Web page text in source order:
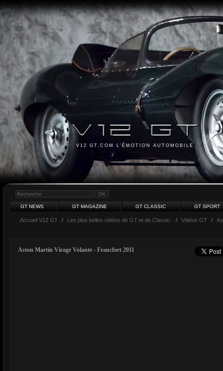
V12 GT.COM L'ÉMOTION AUTOMOBILE
GT NEWS GT MAGAZINE GT CLASSIC GT SPORT
Accueil V12 GT / Les plus belles vidéos de GT et de Classic. / Vidéos GT /
Aston Martin Virage Volante - Francfort 2011